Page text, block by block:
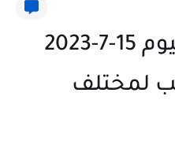
وظائف الكويت اليوم 15-7-2023
لمختلف